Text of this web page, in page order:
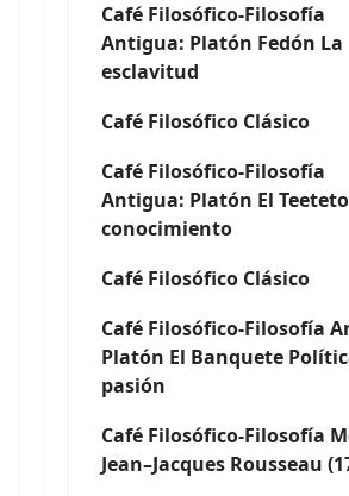
Café Filosófico-Filosofía
Antigua: Platón Fedón La
esclavitud
Café Filosófico Clásico
Café Filosófico-Filosofía
Antigua: Platón El
conocimiento
Café Filosófico Clásico
Café Filosófico-Filosofía
Platón El Banquete
pasión
Café Filosófico-Filosofía
Jean–Jacques Rousseau